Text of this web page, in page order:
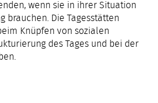
wenn sie in ihrer Situation
brauchen. Die Tagesstätten
Knüpfen von sozialen
des Tages und bei der